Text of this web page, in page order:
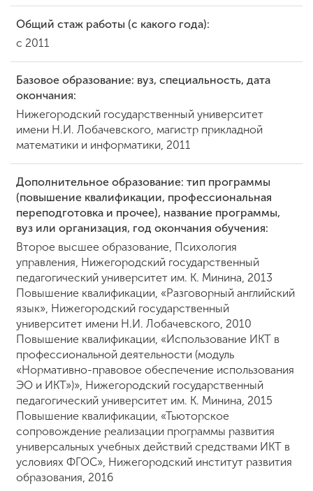
ENG SPN CHI
Приемная
комиссия
+7 (831) 262-26-20
Общий стаж работы (с какого года):
с 2011
Базовое образование: вуз, специальность, дата
окончания:
Нижегородский государственный университет
имени Н.И. Лобачевского, магистр прикладной
математики и информатики, 2011
Дополнительное образование: тип программы
(повышение квалификации, профессиональная
переподготовка и прочее), название программы,
вуз или организация, год окончания обучения:
Второе высшее образование, Психология
управления, Нижегородский государственный
педагогический университет им. К. Минина, 2013
Повышение квалификации, «Разговорный английский
язык», Нижегородский государственный
университет имени Н.И. Лобачевского, 2010
Повышение квалификации, «Использование ИКТ в
профессиональной деятельности (модуль
«Нормативно-правовое обеспечение использования
ЭО и ИКТ»)», Нижегородский государственный
педагогический университет им. К. Минина, 2015
Повышение квалификации, «Тьюторское
сопровождение реализации программы развития
универсальных учебных действий средствами ИКТ в
условиях ФГОС», Нижегородский институт развития
образования, 2016